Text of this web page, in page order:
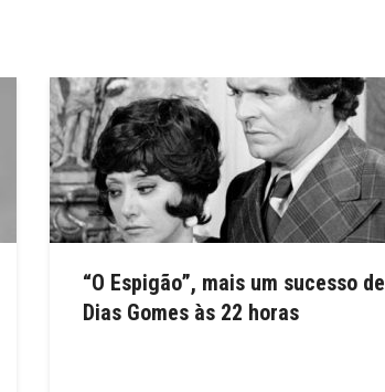
“O Espigão”, mais um sucesso de
Dias Gomes às 22 horas